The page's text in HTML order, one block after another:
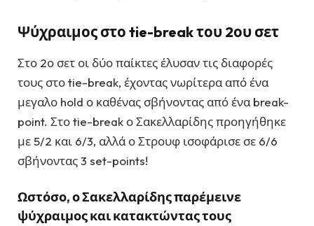
Ψύχραιμος στο tie-break του 2ου σετ
Στο 2ο σετ οι δύο παίκτες έλυσαν τις διαφορές
τους στο tie-break, έχοντας νωρίτερα από ένα
μεγαλο hold ο καθένας σβήνοντας από ένα break-
point. Στο tie-break ο Σακελλαρίδης προηγήθηκε
με 5/2 και 6/3, αλλά ο Στρουφ ισοφάρισε σε 6/6
σβήνοντας 3 set-points!
Ωστόσο, ο Σακελλαρίδης παρέμεινε
ψύχραιμος και κατακτώντας τους